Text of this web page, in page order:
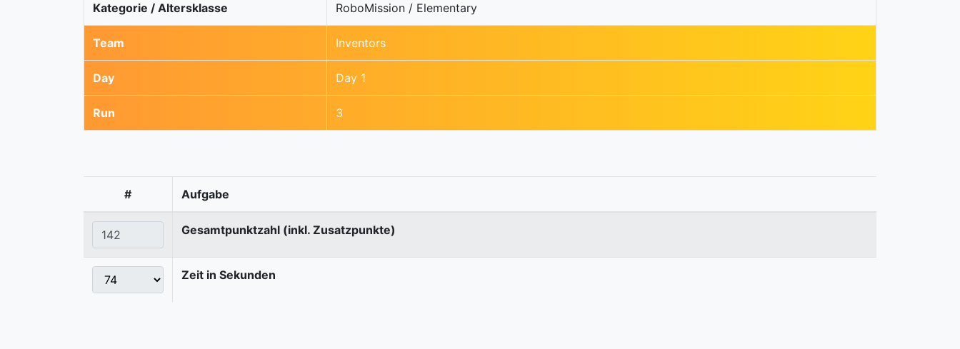
Kategorie / Altersklasse RoboMission / Elementary
Team Inventors
Day Day 1
Run 3
# Aufgabe
Gesamtpunktzahl (inkl. Zusatzpunkte)
Zeit in Sekunden